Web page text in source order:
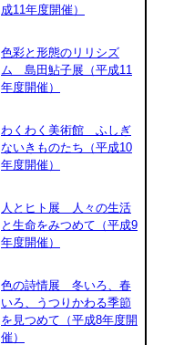
成11年度開催）
色彩と形態のリリシズ
ム 島田鮎子展（平成11
年度開催）
わくわく美術館 ふしぎ
ないきものたち（平成10
年度開催）
人とヒト展 人々の生活
と生命をみつめて（平成9
年度開催）
色の詩情展 冬いろ、春
いろ、うつりかわる季節
を見つめて（平成8年度開
催）